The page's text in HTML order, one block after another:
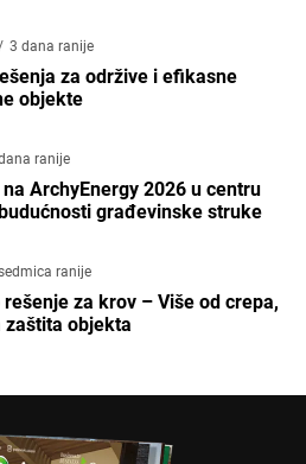
3 dana ranije
za održive i efikasne
objekte
ranije
na ArchyEnergy 2026 u centru
građevinske struke
ranije
za krov – Više od crepa,
zaštita objekta